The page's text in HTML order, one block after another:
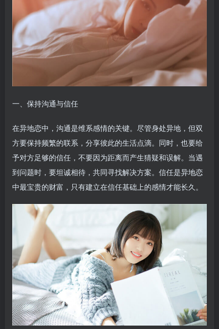
一、保持沟通与信任
在异地恋中，沟通是维系感情的关键。尽管身处异地，但双
方要保持频繁的联系，分享彼此的生活点滴。同时，也要给
予对方足够的信任，不要因为距离而产生猜疑和误解。当遇
到问题时，要坦诚相待，共同寻找解决方案。信任是异地恋
中最宝贵的财富，只有建立在信任基础上的感情才能长久。